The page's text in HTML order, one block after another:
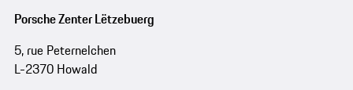
Porsche Zenter Lëtzebuerg
5, rue Peternelchen
L-2370 Howald